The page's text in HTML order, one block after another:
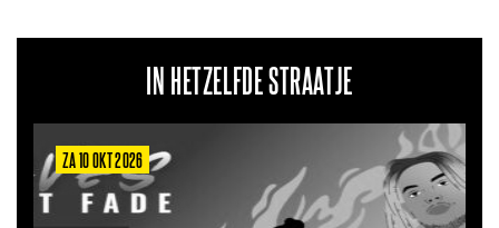
IN HETZELFDE STRAATJE
ZA 6 MRT 2027